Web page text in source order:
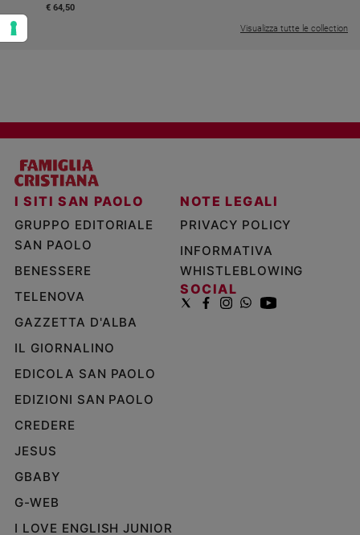
€ 64,50
Visualizza tutte le collection
I SITI SAN PAOLO
GRUPPO EDITORIALE
SAN PAOLO
BENESSERE
TELENOVA
GAZZETTA D'ALBA
IL GIORNALINO
EDICOLA SAN PAOLO
EDIZIONI SAN PAOLO
CREDERE
JESUS
GBABY
G-WEB
I LOVE ENGLISH JUNIOR
NOTE LEGALI
PRIVACY POLICY
INFORMATIVA
WHISTLEBLOWING
SOCIAL